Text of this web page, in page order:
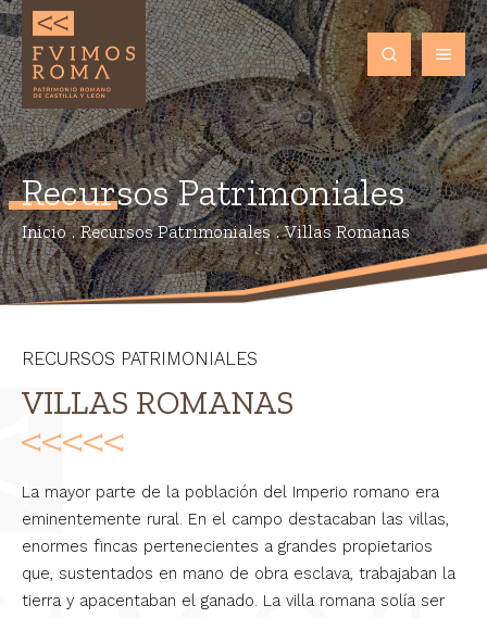
Recursos Patrimoniales
Inicio . Recursos Patrimoniales . Villas Romanas
RECURSOS PATRIMONIALES
VILLAS ROMANAS
La mayor parte de la población del Imperio romano era
eminentemente rural. En el campo destacaban las villas,
enormes fincas pertenecientes a grandes propietarios
que, sustentados en mano de obra esclava, trabajaban la
tierra y apacentaban el ganado. La villa romana solía ser